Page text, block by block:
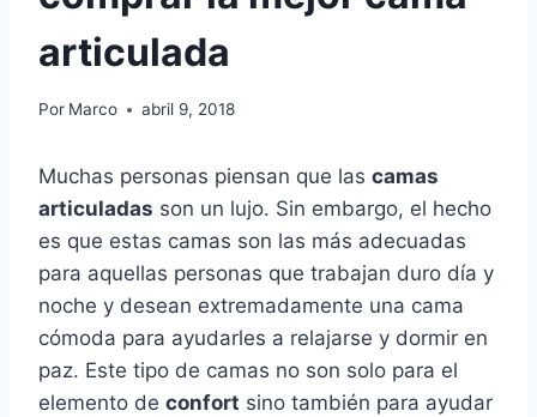
articulada
Por Marco abril 9, 2018
Muchas personas piensan que las camas
articuladas son un lujo. Sin embargo, el hecho
es que estas camas son las más adecuadas
para aquellas personas que trabajan duro día y
noche y desean extremadamente una cama
cómoda para ayudarles a relajarse y dormir en
paz. Este tipo de camas no son solo para el
elemento de confort sino también para ayudar